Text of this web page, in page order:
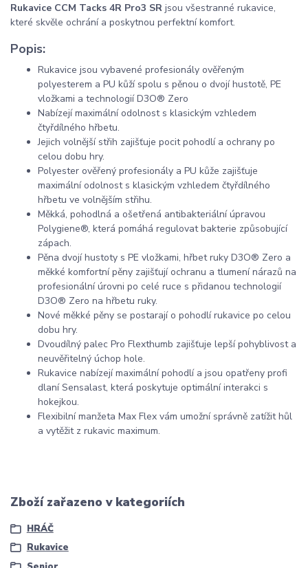
Rukavice CCM Tacks 4R Pro3 SR jsou všestranné rukavice,
které skvěle ochrání a poskytnou perfektní komfort.
Popis:
Rukavice jsou vybavené profesionály ověřeným
polyesterem a PU kůží spolu s pěnou o dvojí hustotě, PE
vložkami a technologií D3O® Zero
Nabízejí maximální odolnost s klasickým vzhledem
čtyřdílného hřbetu.
Jejich volnější střih zajišťuje pocit pohodlí a ochrany po
celou dobu hry.
Polyester ověřený profesionály a PU kůže zajišťuje
maximální odolnost s klasickým vzhledem čtyřdílného
hřbetu ve volnějším střihu.
Měkká, pohodlná a ošetřená antibakteriální úpravou
Polygiene®, která pomáhá regulovat bakterie způsobující
zápach.
Pěna dvojí hustoty s PE vložkami, hřbet ruky D3O® Zero a
měkké komfortní pěny zajišťují ochranu a tlumení nárazů na
profesionální úrovni po celé ruce s přidanou technologií
D3O® Zero na hřbetu ruky.
Nové měkké pěny se postarají o pohodlí rukavice po celou
dobu hry.
Dvoudílný palec Pro Flexthumb zajišťuje lepší pohyblivost a
neuvěřitelný úchop hole.
Rukavice nabízejí maximální pohodlí a jsou opatřeny profi
dlaní Sensalast, která poskytuje optimální interakci s
hokejkou.
Flexibilní manžeta Max Flex vám umožní správně zatížit hůl
a vytěžit z rukavic maximum.
Zboží zařazeno v kategoriích
HRÁČ
Rukavice